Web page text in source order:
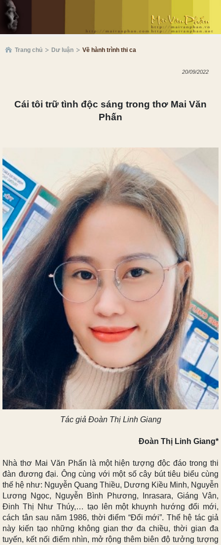
Trang chủ Dư luận Về hành trình thi ca
20/09/2022
Cái tôi trữ tình độc sáng trong thơ Mai Văn
Phấn
Tác giả Đoàn Thị Linh Giang
Đoàn Thị Linh Giang*
Nhà thơ Mai Văn Phấn là một hiện tượng độc đáo trong thi
đàn đương đại. Ông cùng với một số cây bút tiêu biểu cùng
thế hệ như: Nguyễn Quang Thiều, Dương Kiều Minh, Nguyễn
Lương Ngọc, Nguyễn Bình Phương, Inrasara, Giáng Vân,
Đinh Thị Như Thúy,… tạo lên một khuynh hướng đổi mới,
cách tân sau năm 1986, thời điểm “Đổi mới”. Thế hệ tác giả
này kiến tạo những không gian thơ đa chiều, thời gian đa
tuyến, kết nối điểm nhìn, mở rộng thêm biên độ tưởng tượng